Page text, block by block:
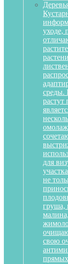
уходе,
среды.
для
не
груша,
свою